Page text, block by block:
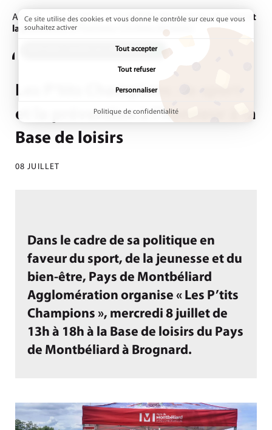
Accueil Actualités Page active :
Les P’tits Champions : le sport et
la prévention à l’honneur à la Base de loisirs
ADDTOANY (SHARE) EST DÉSACTIVÉ.
Les P’tits Champions : le sport
et la prévention à l’honneur à la
Base de loisirs
08 JUILLET
Dans le cadre de sa politique en
faveur du sport, de la jeunesse et du
bien-être, Pays de Montbéliard
Agglomération organise « Les P’tits
Champions », mercredi 8 juillet de
13h à 18h à la Base de loisirs du Pays
de Montbéliard à Brognard.
Ce site utilise des cookies et vous donne le contrôle sur ceux que vous
souhaitez activer
Tout accepter
Tout refuser
Personnaliser
Politique de confidentialité